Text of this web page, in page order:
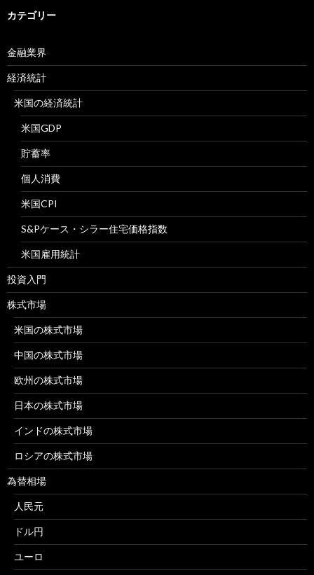
カテゴリー
金融業界
経済統計
米国の経済統計
米国GDP
貯蓄率
個人消費
米国CPI
S&Pケース・シラー住宅価格指数
米国雇用統計
投資入門
株式市場
米国の株式市場
中国の株式市場
欧州の株式市場
日本の株式市場
インドの株式市場
ロシアの株式市場
為替相場
人民元
ドル円
ユーロ